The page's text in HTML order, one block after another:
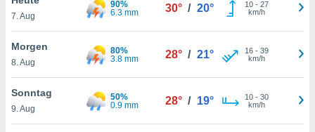
oder
Partner
es uns
das
der
Profil zu
Ihnen
7. Aug
90%
6.3 mm
30° / 20° 10- 27
km/h
Morgen
8. Aug
80%
3.8 mm
28° / 21° 16- 39
km/h
Sonntag
9. Aug
50%
0.9 mm
28° / 19° 10- 30
km/h